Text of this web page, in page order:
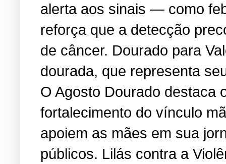
alerta aos sinais — como
reforça que a detecção
de câncer. Dourado para
dourada, que representa
O Agosto Dourado destaca
fortalecimento do vínculo
apoiem as mães em sua
públicos. Lilás contra a